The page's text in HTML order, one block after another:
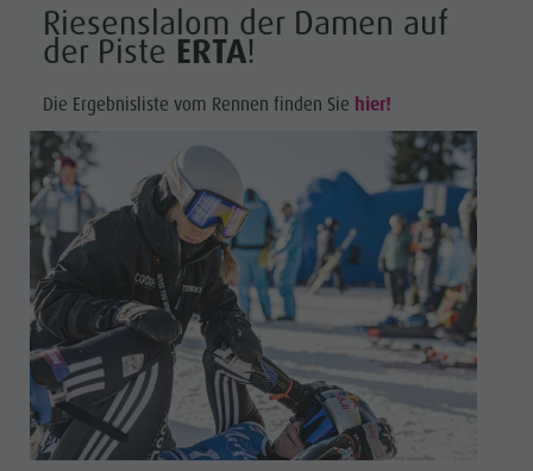
Riesenslalom der Damen auf
der Piste ERTA!
Die Ergebnisliste vom Rennen finden Sie hier!